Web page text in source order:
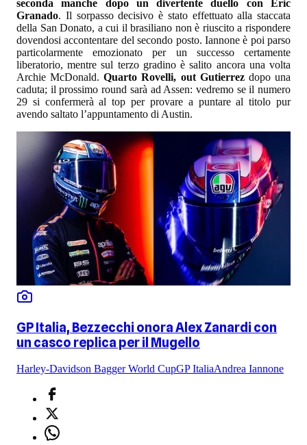
seconda manche dopo un divertente duello con Eric
Granado. Il sorpasso decisivo è stato effettuato alla staccata
della San Donato, a cui il brasiliano non è riuscito a rispondere
dovendosi accontentare del secondo posto. Iannone è poi parso
particolarmente emozionato per un successo certamente
liberatorio, mentre sul terzo gradino è salito ancora una volta
Archie McDonald.Quarto Rovelli, out Gutierrezdopo una
caduta; il prossimo round sarà ad Assen: vedremo se il numero
29 si confermerà al top per provare a puntare al titolo pur
avendo saltato l’appuntamento di Austin.
GP Italia, Bezzecchi onora Alex Zanardi con
un casco replica per il Mugello
Harley-Davidson Bagger World CupGP ItaliaAndrea Iannone